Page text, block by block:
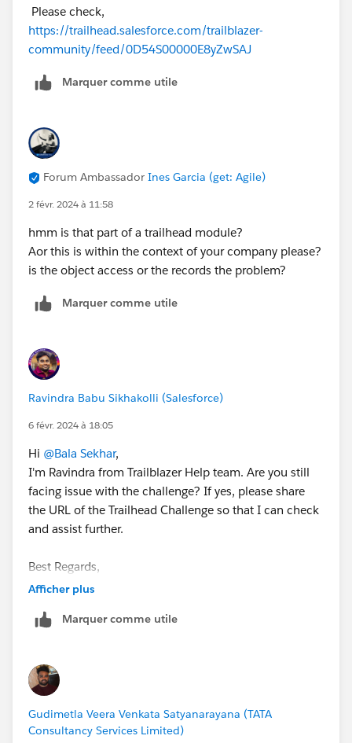
Please check,
https://trailhead.salesforce.com/trailblazer-
community/feed/0D54S00000E8yZwSAJ
Marquer comme utile
Forum Ambassador Ines Garcia (get: Agile)
2 févr. 2024 à 11:58
hmm is that part of a trailhead module?
Aor this is within the context of your company please?
is the object access or the records the problem?
Marquer comme utile
Ravindra Babu Sikhakolli (Salesforce)
6 févr. 2024 à 18:05
Hi @Bala Sekhar,
I'm Ravindra from Trailblazer Help team. Are you still
facing issue with the challenge? If yes, please share
the URL of the Trailhead Challenge so that I can check
and assist further.
Best Regards,
Ravindra
Afficher plus
Marquer comme utile
Gudimetla Veera Venkata Satyanarayana (TATA
Consultancy Services Limited)